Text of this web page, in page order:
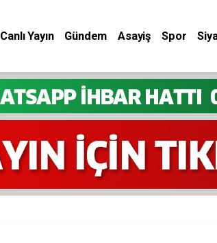
Canlı Yayın Gündem Asayiş Spor